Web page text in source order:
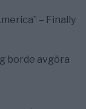
– Finally
borde avgöra